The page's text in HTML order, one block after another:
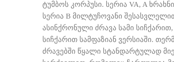
ტუმბოს კორპუსი. სერია VA, A
სერია B მილტუჩოვანი
ასინქრონული ძრავა სამი
სიჩქარით სამფაზიან ვერსიაში.
ძრავებში წყალი სტანდარტულად